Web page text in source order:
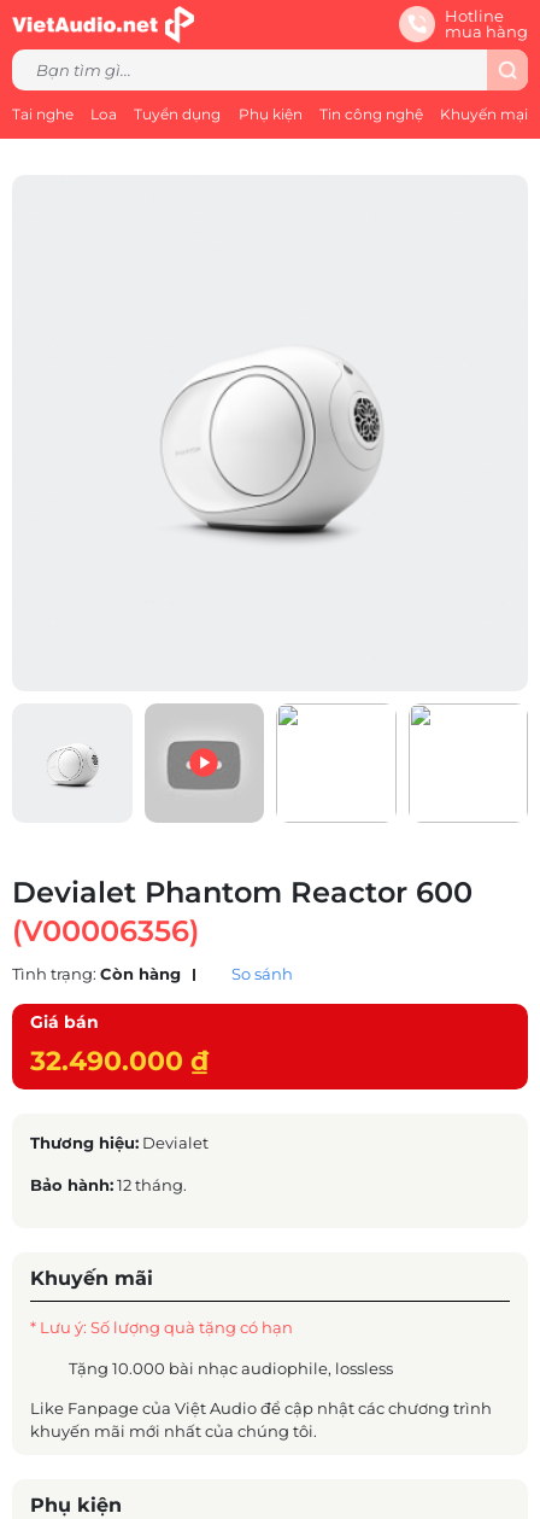
Hotline
mua hàng
Tai nghe Loa Tuyển dụng Phụ kiện Tin công nghệ Khuyến mại
Devialet Phantom Reactor 600
(V00006356)
Tình trạng: Còn hàng So sánh
Giá bán
32.490.000 ₫
Thương hiệu: Devialet
Bảo hành:12 tháng.
Khuyến mãi
* Lưu ý: Số lượng quà tặng có hạn
Tặng 10.000 bài nhạc audiophile, lossless
Like Fanpage của Việt Audio để cập nhật các chương trình
khuyến mãi mới nhất của chúng tôi.
Phụ kiện